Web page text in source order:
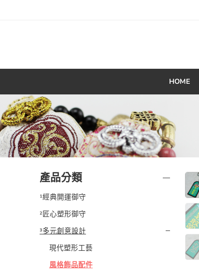
HOME
產品分類
¹經典開運御守
²匠心塑形御守
³多元創意設計
現代塑形工藝
風格飾品配件